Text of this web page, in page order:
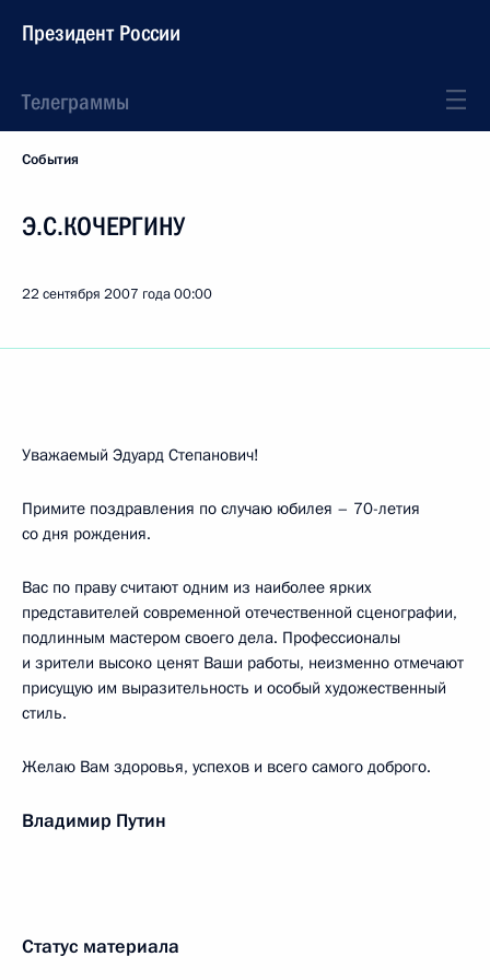
Президент России
Телеграммы
События
Э.С.КОЧЕРГИНУ
22 сентября 2007 года00:00
Уважаемый Эдуард Степанович!
Примите поздравления по случаю юбилея – 70-летия
со дня рождения.
Вас по праву считают одним из наиболее ярких
представителей современной отечественной сценографии,
подлинным мастером своего дела. Профессионалы
и зрители высоко ценят Ваши работы, неизменно отмечают
присущую им выразительность и особый художественный
стиль.
Желаю Вам здоровья, успехов и всего самого доброго.
Владимир Путин
Статус материала